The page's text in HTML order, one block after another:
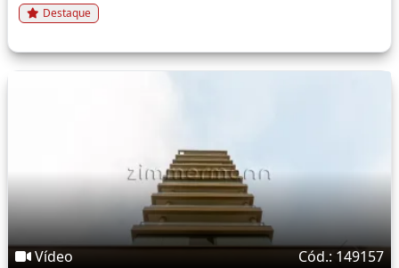
Destaque
Vídeo Cód.: 149157